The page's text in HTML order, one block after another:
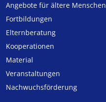
Angebote für ältere Menschen
Fortbildungen
Elternberatung
Kooperationen
Material
Veranstaltungen
Nachwuchsförderung